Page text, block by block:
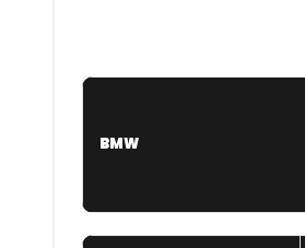
BMW